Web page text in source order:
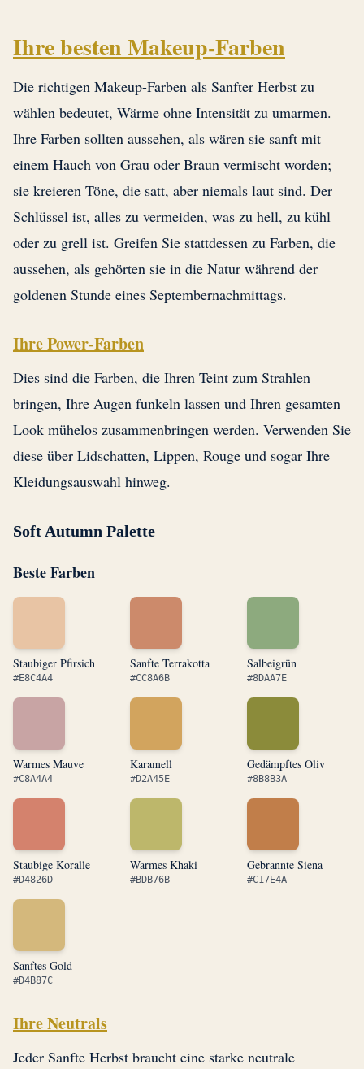
Ihre besten Makeup-Farben
Die richtigen Makeup-Farben als Sanfter Herbst zu
wählen bedeutet, Wärme ohne Intensität zu umarmen.
Ihre Farben sollten aussehen, als wären sie sanft mit
einem Hauch von Grau oder Braun vermischt worden;
sie kreieren Töne, die satt, aber niemals laut sind. Der
Schlüssel ist, alles zu vermeiden, was zu hell, zu kühl
oder zu grell ist. Greifen Sie stattdessen zu Farben, die
aussehen, als gehörten sie in die Natur während der
goldenen Stunde eines Septembernachmittags.
Ihre Power-Farben
Dies sind die Farben, die Ihren Teint zum Strahlen
bringen, Ihre Augen funkeln lassen und Ihren gesamten
Look mühelos zusammenbringen werden. Verwenden Sie
diese über Lidschatten, Lippen, Rouge und sogar Ihre
Kleidungsauswahl hinweg.
Soft Autumn Palette
Beste Farben
Staubiger Pfirsich
#E8C4A4
Sanfte Terrakotta
#CC8A6B
Salbeigrün
#8DAA7E
Warmes Mauve
#C8A4A4
Karamell
#D2A45E
Gedämpftes Oliv
#8B8B3A
Staubige Koralle
#D4826D
Warmes Khaki
#BDB76B
Gebrannte Siena
#C17E4A
Sanftes Gold
#D4B87C
Ihre Neutrals
Jeder Sanfte Herbst braucht eine starke neutrale